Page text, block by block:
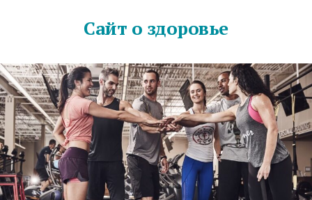
Сайт о здоровье